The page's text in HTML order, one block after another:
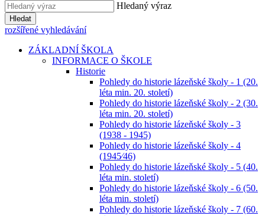
Hledaný výraz
Hledat
rozšířené vyhledávání
ZÁKLADNÍ ŠKOLA
INFORMACE O ŠKOLE
Historie
Pohledy do historie lázeňské školy - 1 (20.
léta min. 20. století)
Pohledy do historie lázeňské školy - 2 (30.
léta min. 20. století)
Pohledy do historie lázeňské školy - 3
(1938 - 1945)
Pohledy do historie lázeňské školy - 4
(1945⁄46)
Pohledy do historie lázeňské školy - 5 (40.
léta min. století)
Pohledy do historie lázeňské školy - 6 (50.
léta min. století)
Pohledy do historie lázeňské školy - 7 (60.